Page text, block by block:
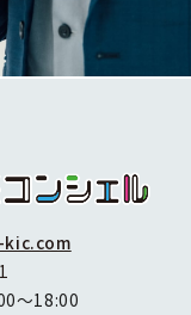
～18:00